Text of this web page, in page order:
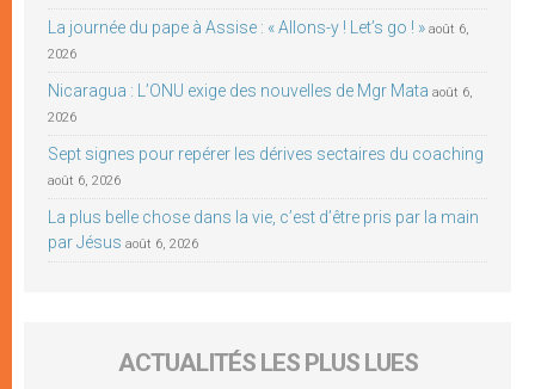
La journée du pape à Assise : « Allons-y ! Let’s go ! » août 6,
2026
Nicaragua : L’ONU exige des nouvelles de Mgr Mata août 6,
2026
Sept signes pour repérer les dérives sectaires du coaching
août 6, 2026
La plus belle chose dans la vie, c’est d’être pris par la main
par Jésus août 6, 2026
ACTUALITÉS LES PLUS LUES